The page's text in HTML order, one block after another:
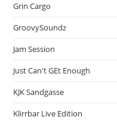
Grin Cargo
GroovySoundz
Jam Session
Just Can't GEt Enough
KJK Sandgasse
Klirrbar Live Edition